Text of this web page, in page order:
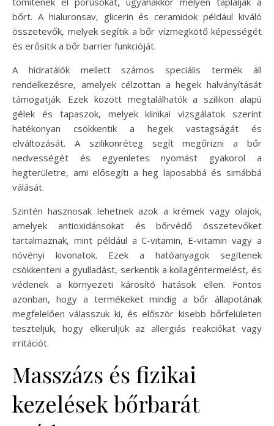
bőrt. A hialuronsav, glicerin és ceramidok például kiváló
összetevők, melyek segítik a bőr vízmegkötő képességét
és erősítik a bőr barrier funkcióját.
A hidratálók mellett számos speciális termék áll
rendelkezésre, amelyek célzottan a hegek halványítását
támogatják. Ezek között megtalálhatók a szilikon alapú
gélek és tapaszok, melyek klinikai vizsgálatok szerint
hatékonyan csökkentik a hegek vastagságát és
elváltozását. A szilikonréteg segít megőrizni a bőr
nedvességét és egyenletes nyomást gyakorol a
hegterületre, ami elősegíti a heg laposabbá és simábbá
válását.
Szintén hasznosak lehetnek azok a krémek vagy olajok,
amelyek antioxidánsokat és bőrvédő összetevőket
tartalmaznak, mint például a C-vitamin, E-vitamin vagy a
növényi kivonatok. Ezek a hatóanyagok segítenek
csökkenteni a gyulladást, serkentik a kollagéntermelést, és
védenek a környezeti károsító hatások ellen. Fontos
azonban, hogy a termékeket mindig a bőr állapotának
megfelelően válasszuk ki, és először kisebb bőrfelületen
teszteljük, hogy elkerüljük az allergiás reakciókat vagy
irritációt.
Masszázs és fizikai
kezelések bőrbarát